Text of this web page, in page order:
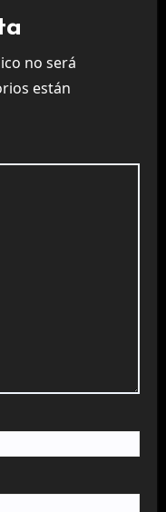
no será
están